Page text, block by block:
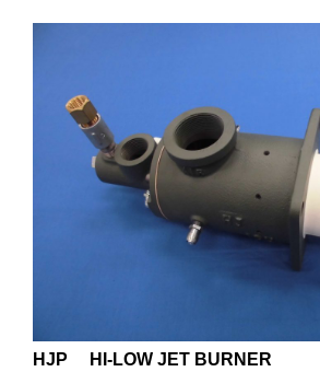
HJP HI-LOW JET BURNER